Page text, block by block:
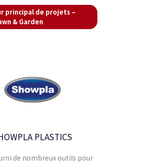
principal de projets –
& Garden
PLASTICS
de nombreux outils pour